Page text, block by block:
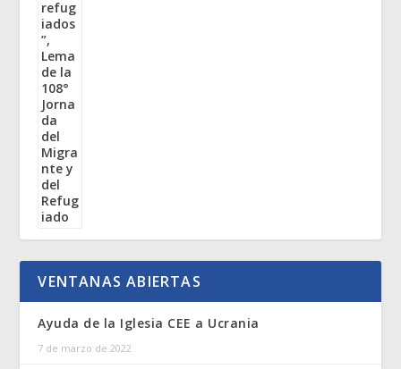
VENTANAS ABIERTAS
Ayuda de la Iglesia CEE a Ucrania
7 de marzo de 2022